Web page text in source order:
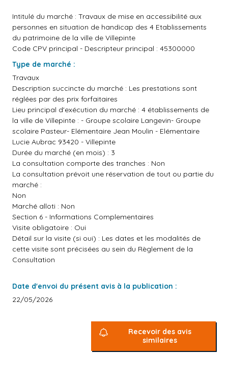
Intitulé du marché : Travaux de mise en accessibilité aux
personnes en situation de handicap des 4 Etablissements
du patrimoine de la ville de Villepinte
Code CPV principal - Descripteur principal : 45300000
Type de marché :
Travaux
Description succincte du marché : Les prestations sont
réglées par des prix forfaitaires
Lieu principal d'exécution du marché : 4 établissements de
la ville de Villepinte : - Groupe scolaire Langevin- Groupe
scolaire Pasteur- Elémentaire Jean Moulin - Elémentaire
Lucie Aubrac 93420 - Villepinte
Durée du marché (en mois) : 3
La consultation comporte des tranches : Non
La consultation prévoit une réservation de tout ou partie du
marché :
Non
Marché alloti : Non
Section 6 - Informations Complementaires
Visite obligatoire : Oui
Détail sur la visite (si oui) : Les dates et les modalités de
cette visite sont précisées au sein du Règlement de la
Consultation
Date d'envoi du présent avis à la publication :
22/05/2026
Recevoir des avis
similaires